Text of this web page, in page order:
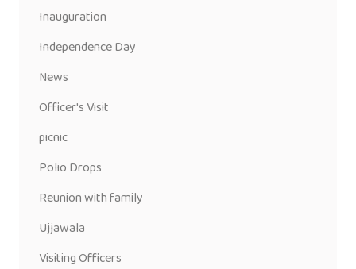
Inauguration
Independence Day
News
Officer's Visit
picnic
Polio Drops
Reunion with family
Ujjawala
Visiting Officers